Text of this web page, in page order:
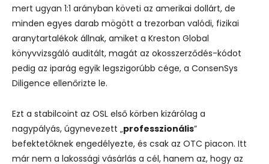
mert ugyan 1:1 arányban követi az amerikai dollárt, de
minden egyes darab mögött a trezorban valódi, fizikai
aranytartalékok állnak, amiket a Kreston Global
könyvvizsgáló auditált, magát az okosszerződés-kódot
pedig az iparág egyik legszigorúbb cége, a ConsenSys
Diligence ellenőrizte le.
Ezt a stabilcoint az OSL első körben kizárólag a
nagypályás, úgynevezett „professzionális”
befektetőknek engedélyezte, és csak az OTC piacon. Itt
már nem a lakossági vásárlás a cél, hanem az, hogy az